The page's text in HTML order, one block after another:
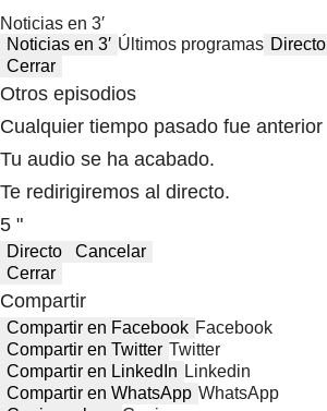
Noticias en 3′
Noticias en 3′ Últimos programas Directo
Cerrar
Otros episodios
Cualquier tiempo pasado fue anterior
Tu audio se ha acabado.
Te redirigiremos al directo.
5 "
Directo
Cancelar
Cerrar
Compartir
Compartir en Facebook Facebook
Compartir en Twitter Twitter
Compartir en LinkedIn Linkedin
Compartir en WhatsApp WhatsApp